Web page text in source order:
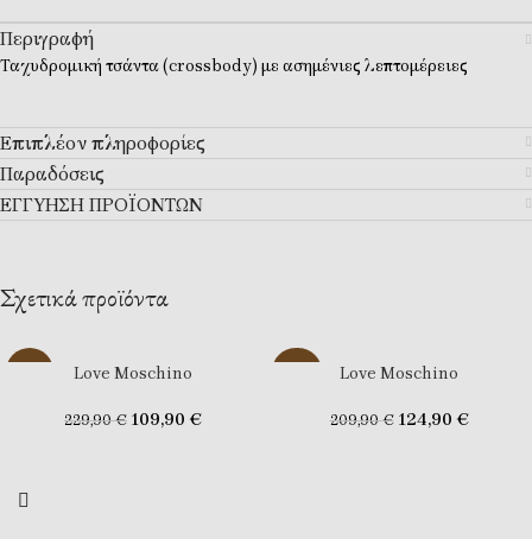
Περιγραφή
Ταχυδρομική τσάντα (crossbody) με ασημένιες λεπτομέρειες
Επιπλέον πληροφορίες
Παραδόσεις
ΕΓΓΥΗΣΗ ΠΡΟΪΟΝΤΩΝ
Σχετικά προϊόντα
Love Moschino
229,90€ 109,90 €
Love Moschino
209,90€ 124,90 €